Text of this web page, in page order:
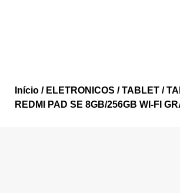
Início / ELETRONICOS /TABLET /
REDMI PAD SE 8GB/256GB WI-FI